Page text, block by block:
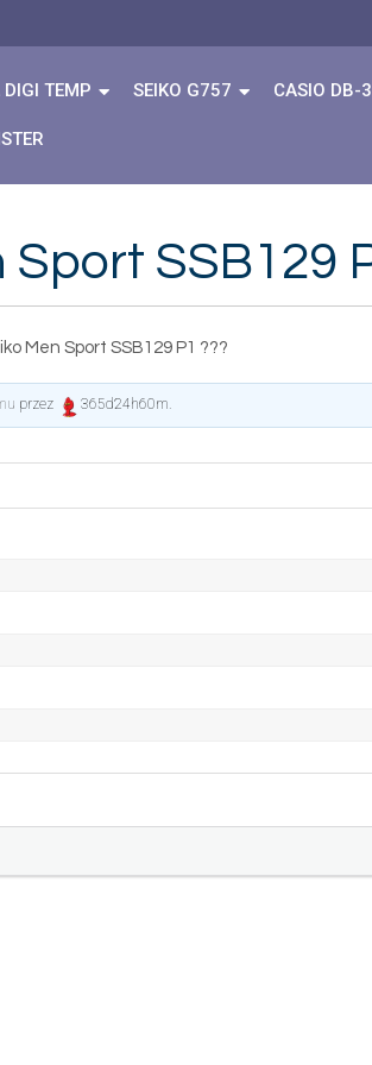
TEMP SEIKO G757 CASIO DB-
SSB129
Men Sport SSB129 P1 ???
przez 365d24h60m.